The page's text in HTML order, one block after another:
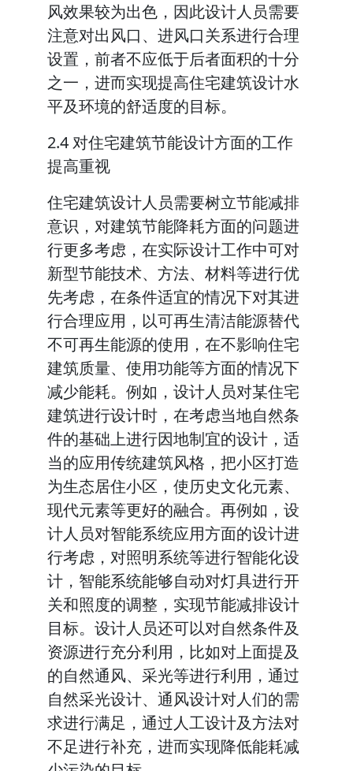
风效果较为出色，因此设计人员需要
注意对出风口、进风口关系进行合理
设置，前者不应低于后者面积的十分
之一，进而实现提高住宅建筑设计水
平及环境的舒适度的目标。
2.4 对住宅建筑节能设计方面的工作
提高重视
住宅建筑设计人员需要树立节能减排
意识，对建筑节能降耗方面的问题进
行更多考虑，在实际设计工作中可对
新型节能技术、方法、材料等进行优
先考虑，在条件适宜的情况下对其进
行合理应用，以可再生清洁能源替代
不可再生能源的使用，在不影响住宅
建筑质量、使用功能等方面的情况下
减少能耗。例如，设计人员对某住宅
建筑进行设计时，在考虑当地自然条
件的基础上进行因地制宜的设计，适
当的应用传统建筑风格，把小区打造
为生态居住小区，使历史文化元素、
现代元素等更好的融合。再例如，设
计人员对智能系统应用方面的设计进
行考虑，对照明系统等进行智能化设
计，智能系统能够自动对灯具进行开
关和照度的调整，实现节能减排设计
目标。设计人员还可以对自然条件及
资源进行充分利用，比如对上面提及
的自然通风、采光等进行利用，通过
自然采光设计、通风设计对人们的需
求进行满足，通过人工设计及方法对
不足进行补充，进而实现降低能耗减